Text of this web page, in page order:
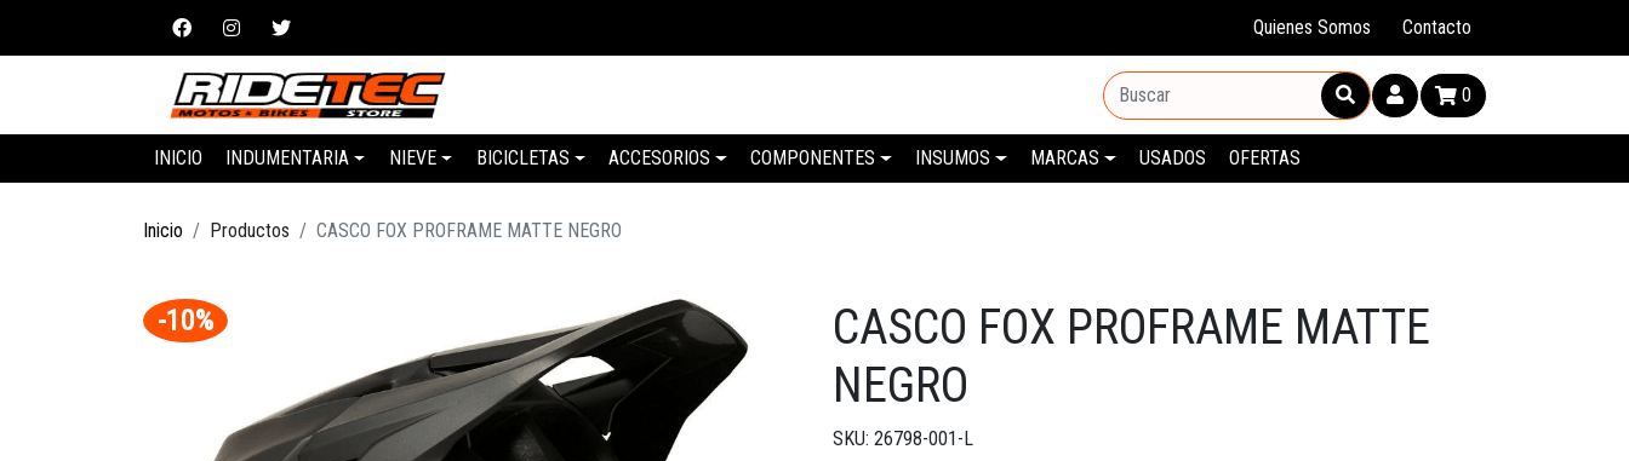
Quienes Somos Contacto
0
INICIO INDUMENTARIA NIEVE BICICLETAS ACCESORIOS COMPONENTES INSUMOS MARCAS USADOS OFERTAS
Inicio Productos CASCO FOX PROFRAME MATTE NEGRO
-10%
CASCO FOX PROFRAME MATTE
NEGRO
SKU: 26798-001-L